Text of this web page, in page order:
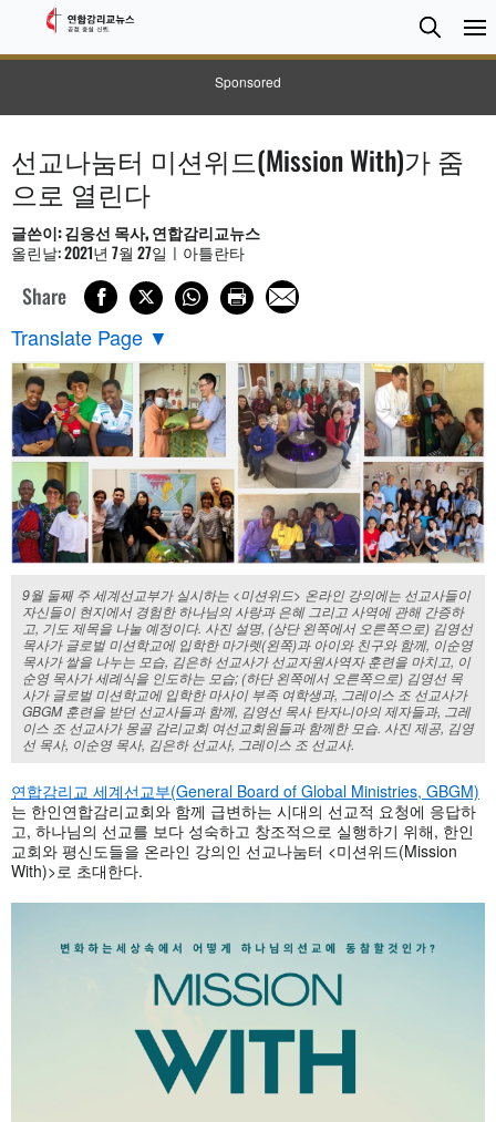
Sponsored
검
색
Search
선교나눔터 미션위드(Mission With)가 줌
으로 열린다
글쓴이: 김응선 목사, 연합감리교뉴스
올린날: 2021년 7월 27일ㅣ아틀란타
Share
Translate Page ▼
9월 둘째 주 세계선교부가 실시하는 <미션위드> 온라인 강의에는 선교사들이
자신들이 현지에서 경험한 하나님의 사랑과 은혜 그리고 사역에 관해 간증하
고, 기도 제목을 나눌 예정이다. 사진 설명, (상단 왼쪽에서 오른쪽으로) 김영선
목사가 글로벌 미션학교에 입학한 마가렛(왼쪽)과 아이와 친구와 함께, 이순영
목사가 쌀을 나누는 모습, 김은하 선교사가 선교자원사역자 훈련을 마치고, 이
순영 목사가 세례식을 인도하는 모습; (하단 왼쪽에서 오른쪽으로) 김영선 목
사가 글로벌 미션학교에 입학한 마사이 부족 여학생과, 그레이스 조 선교사가
GBGM 훈련을 받던 선교사들과 함께, 김영선 목사 탄자니아의 제자들과, 그레
이스 조 선교사가 몽골 감리교회 여선교회원들과 함께한 모습. 사진 제공, 김영
선 목사, 이순영 목사, 김은하 선교사, 그레이스 조 선교사.
연합감리교 세계선교부(General Board of Global Ministries, GBGM)
는 한인연합감리교회와 함께 급변하는 시대의 선교적 요청에 응답하
고, 하나님의 선교를 보다 성숙하고 창조적으로 실행하기 위해, 한인
교회와 평신도들을 온라인 강의인 선교나눔터 <미션위드(Mission
With)>로 초대한다.